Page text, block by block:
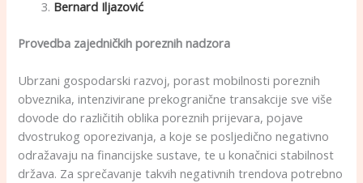
Bernard Iljazović
Provedba zajedničkih poreznih nadzora
Ubrzani gospodarski razvoj, porast mobilnosti poreznih
obveznika, intenzivirane prekogranične transakcije sve više
dovode do različitih oblika poreznih prijevara, pojave
dvostrukog oporezivanja, a koje se posljedično negativno
odražavaju na financijske sustave, te u konačnici stabilnost
država. Za sprečavanje takvih negativnih trendova potrebno